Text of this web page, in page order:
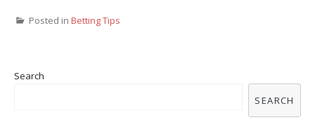
Posted in Betting Tips
Search
SEARCH